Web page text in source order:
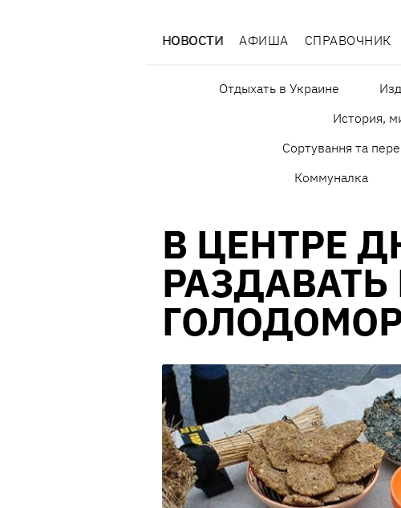
НОВОСТИ АФИША СПРАВОЧНИК
Отдыхать в Украине
История,
Сортування та
Коммуналка
В ЦЕНТРЕ